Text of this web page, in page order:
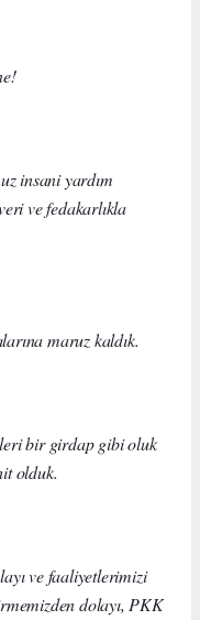
insani yardım
ve fedakarlıkla
maruz kaldık.
bir girdap gibi oluk
olduk.
ve faaliyetlerimizi
dolayı, PKK